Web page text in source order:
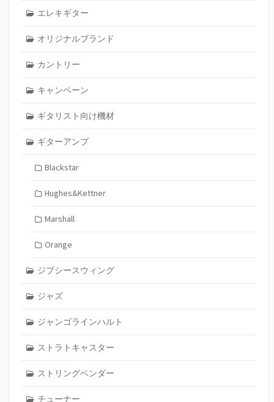
エレキギター
オリジナルブランド
カントリー
キャンペーン
ギタリスト向け機材
ギターアンプ
Blackstar
Hughes&Kettner
Marshall
Orange
ジプシースウィング
ジャズ
ジャンゴラインハルト
ストラトキャスター
ストリングベンダー
チューナー